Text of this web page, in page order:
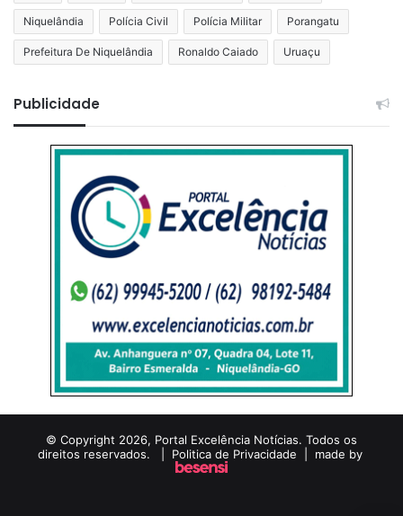
Niquelândia Polícia Civil Polícia Militar Porangatu
Prefeitura De Niquelândia Ronaldo Caiado Uruaçu
Publicidade
© Copyright 2026, Portal Excelência Notícias. Todos os
direitos reservados. | Politica de Privacidade | made by